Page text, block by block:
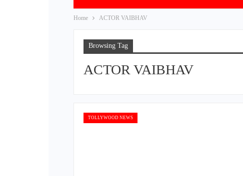
Home ACTOR VAIBHAV
Browsing Tag
ACTOR VAIBHAV
TOLLYWOOD NEWS